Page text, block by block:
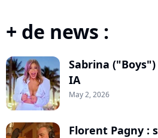
+ de news :
Sabrina
IA
May 2, 2026
Florent Pagny :